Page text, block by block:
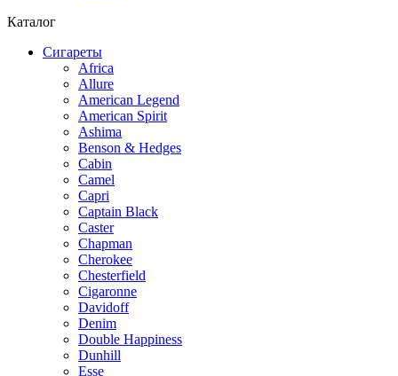
Каталог
Сигареты
Africa
Allure
American Legend
American Spirit
Ashima
Benson & Hedges
Cabin
Camel
Capri
Captain Black
Caster
Chapman
Cherokee
Chesterfield
Cigaronne
Davidoff
Denim
Double Happiness
Dunhill
Esse